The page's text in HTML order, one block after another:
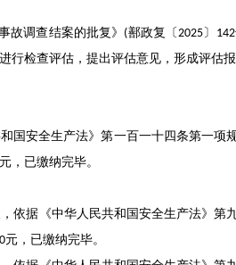
故调查结案的批复》 (鄯政复〔2025 〕 142
行检查评估，提出评估意见，形成评估报
国安全生产法》第一百一十四条第一项
，已缴纳完毕。
依据《中华人民共和国安全生产法》第
元，已缴纳完毕。